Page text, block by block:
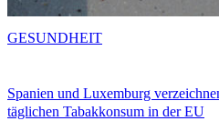
Spanien und Luxemburg
täglichen Tabakkonsum in der EU
GESUNDHEIT